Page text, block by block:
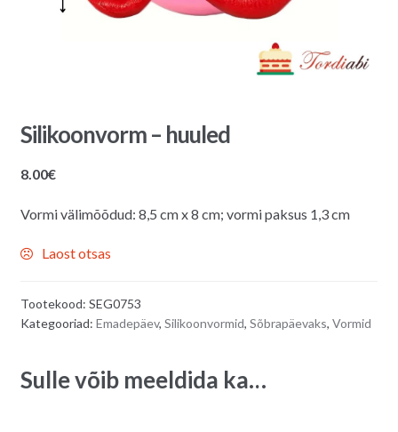
Silikoonvorm – huuled
8.00€
Vormi välimõõdud: 8,5 cm x 8 cm; vormi paksus 1,3 cm
Laost otsas
Tootekood: SEG0753
Kategooriad: Emadepäev, Silikoonvormid, Sõbrapäevaks, Vormid
Sulle võib meeldida ka…